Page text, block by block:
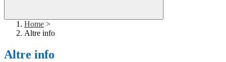
Home >
Altre info
Altre info